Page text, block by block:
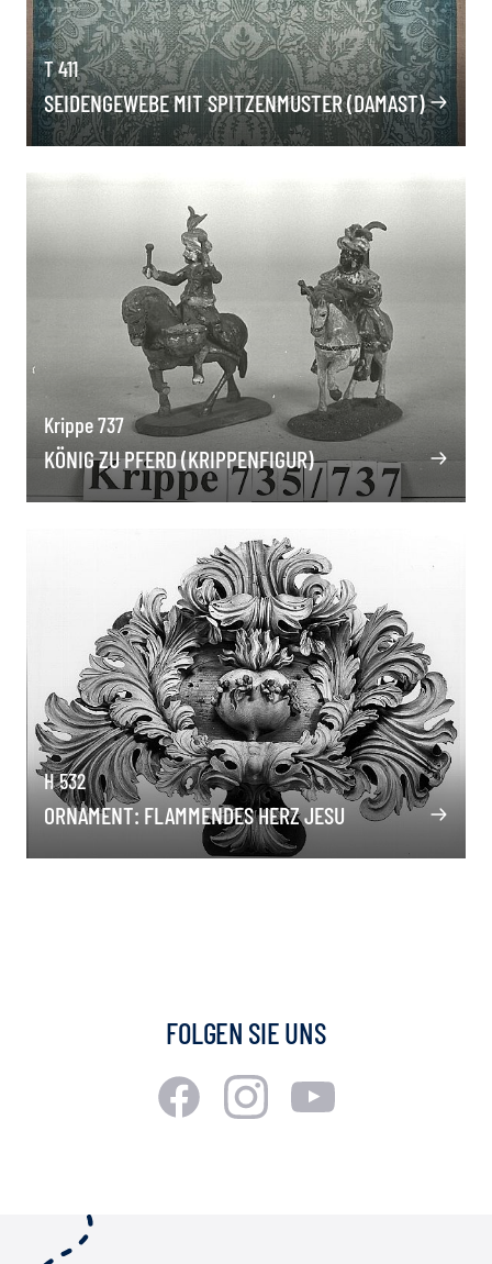
T 411
SEIDENGEWEBE MIT SPITZENMUSTER (DAMAST)
Krippe 737
KÖNIG ZU PFERD (KRIPPENFIGUR)
H 532
ORNAMENT: FLAMMENDES HERZ JESU
FOLGEN SIE UNS